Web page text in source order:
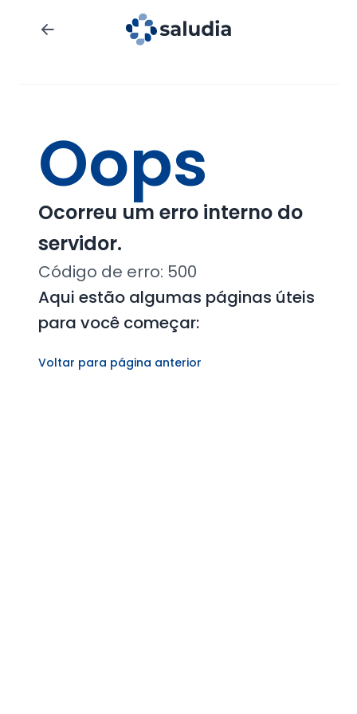
Oops
Ocorreu um erro interno do
servidor.
Código de erro: 500
Aqui estão algumas páginas úteis
para você começar:
Voltar para página anterior